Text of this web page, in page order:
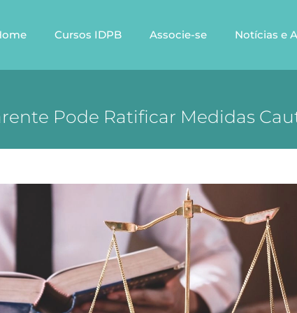
Cursos IDPB Associe-se Notícias e
Pode Ratificar Medidas